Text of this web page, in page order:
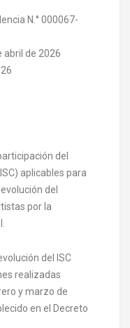
N.° 000067-
abril de 2026
del
aplicables para
del
por la
del ISC
realizadas
y marzo de
en el Decreto